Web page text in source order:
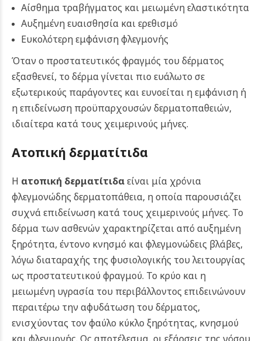
Αίσθημα τραβήγματος και μειωμένη ελαστικότητα
Αυξημένη ευαισθησία και ερεθισμό
Ευκολότερη εμφάνιση φλεγμονής
Όταν ο προστατευτικός φραγμός του δέρματος
εξασθενεί, το δέρμα γίνεται πιο ευάλωτο σε
εξωτερικούς παράγοντες και ευνοείται η εμφάνιση ή
η επιδείνωση προϋπαρχουσών δερματοπαθειών,
ιδιαίτερα κατά τους χειμερινούς μήνες.
Ατοπική δερματίτιδα
Η ατοπική δερματίτιδαείναι μία χρόνια
φλεγμονώδης δερματοπάθεια, η οποία παρουσιάζει
συχνά επιδείνωση κατά τους χειμερινούς μήνες. Το
δέρμα των ασθενών χαρακτηρίζεται από αυξημένη
ξηρότητα, έντονο κνησμό και φλεγμονώδεις βλάβες,
λόγω διαταραχής της φυσιολογικής του λειτουργίας
ως προστατευτικού φραγμού. Το κρύο και η
μειωμένη υγρασία του περιβάλλοντος επιδεινώνουν
περαιτέρω την αφυδάτωση του δέρματος,
ενισχύοντας τον φαύλο κύκλο ξηρότητας, κνησμού